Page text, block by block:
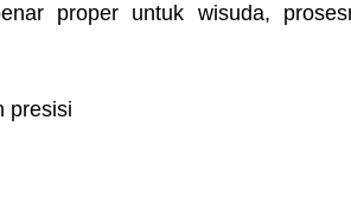
proper untuk wisuda,
presisi